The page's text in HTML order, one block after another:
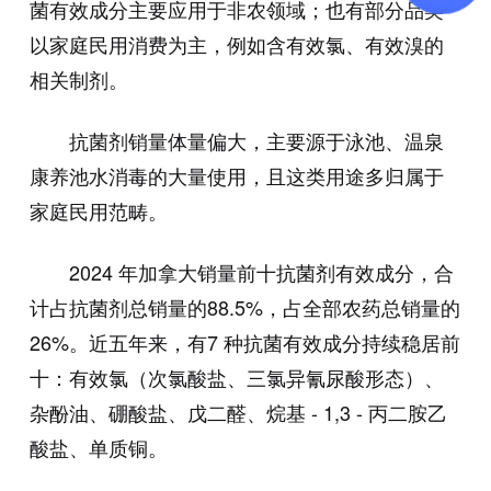
菌有效成分主要应用于非农领域；也有部分品类
以家庭民用消费为主，例如含有效氯、有效溴的
相关制剂。
抗菌剂销量体量偏大，主要源于泳池、温泉
康养池水消毒的大量使用，且这类用途多归属于
家庭民用范畴。
2024 年加拿大销量前十抗菌剂有效成分，合
计占抗菌剂总销量的88.5%，占全部农药总销量的
26%。近五年来，有7 种抗菌有效成分持续稳居前
十：有效氯（次氯酸盐、三氯异氰尿酸形态）、
杂酚油、硼酸盐、戊二醛、烷基 - 1,3 - 丙二胺乙
酸盐、单质铜。